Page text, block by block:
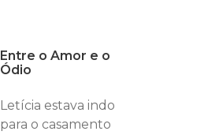
Entre o Amor e o
Ódio
Letícia estava indo
para o casamento